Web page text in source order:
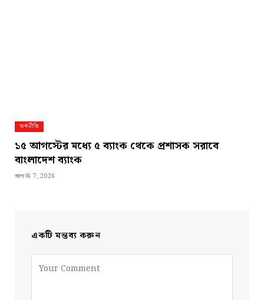
অর্থনীতি
১৫ আগস্টের মধ্যে ৫ ব্যাংক থেকে প্রশাসক সরাবে
বাংলাদেশ ব্যাংক
আগস্ট 7, 2026
একটি মন্তব্য করুন